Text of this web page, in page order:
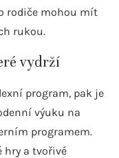
rodiče mohou mít
rukou.
vydrží
program, pak je
výuku na
programem.
hry a tvořivé